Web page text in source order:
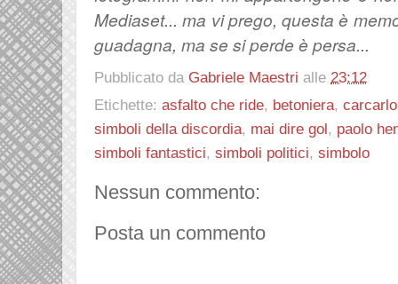
Mediaset... ma vi prego, questa è
guadagna, ma se si perde è persa...
Pubblicato da Gabriele Maestri alle 23:12
Etichette: asfalto che ride, betoniera,
simboli della discordia, mai dire gol, paolo
simboli fantastici, simboli politici, simbolo
Nessun commento:
Posta un commento